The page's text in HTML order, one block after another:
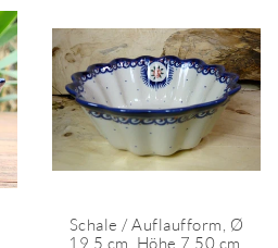
Schale / Auflaufform, Ø
19,5 cm, Höhe 7,50 cm,